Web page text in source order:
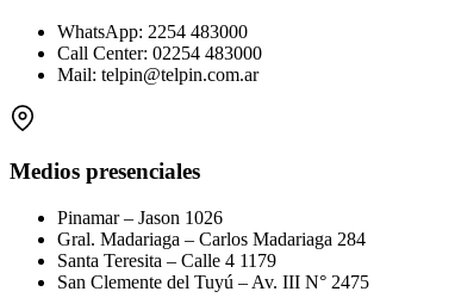
WhatsApp: 2254 483000
Call Center: 02254 483000
Mail: telpin@telpin.com.ar
Medios presenciales
Pinamar – Jason 1026
Gral. Madariaga – Carlos Madariaga 284
Santa Teresita – Calle 4 1179
San Clemente del Tuyú – Av. III N° 2475